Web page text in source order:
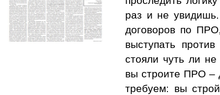
раз и не
договоров по
выступать
стояли чуть ли
вы строите ПРО –
требуем: вы